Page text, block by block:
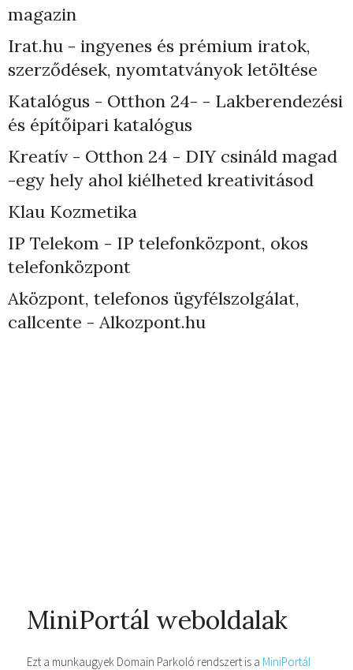
magazin
Irat.hu - ingyenes és prémium iratok,
szerződések, nyomtatványok letöltése
Katalógus - Otthon 24- - Lakberendezési
és építőipari katalógus
Kreatív - Otthon 24 - DIY csináld magad
-egy hely ahol kiélheted kreativitásod
Klau Kozmetika
IP Telekom - IP telefonközpont, okos
telefonközpont
Aközpont, telefonos ügyfélszolgálat,
callcente - Alkozpont.hu
MiniPortál weboldalak
Ezt a munkaugyek Domain Parkoló rendszert is a MiniPortál